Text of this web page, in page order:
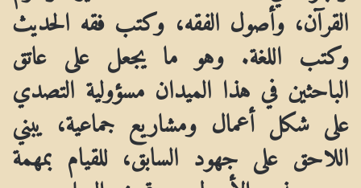
القرآن، وأصول الفقه، وكتب فقه الحديث
وكتب اللغة. وهو ما يجعل على عاتق
الباحثين في هذا الميدان مسؤولية التصدي
على شكل أعمال ومشاريع جماعية، يبني
اللاحق على جهود السابق، للقيام بمهمة